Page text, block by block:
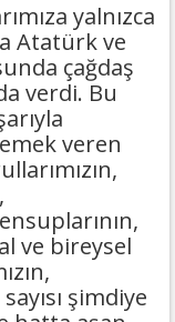
yalnızca
Atatürk ve
çağdaş
verdi. Bu
veren
ve bireysel
şimdiye